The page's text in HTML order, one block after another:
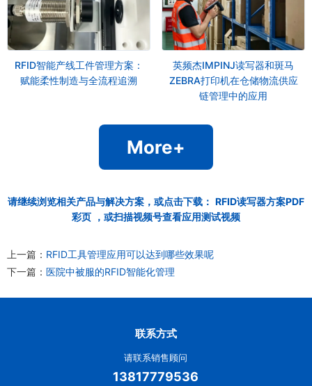
RFID智能产线工件管理方案：
赋能柔性制造与全流程追溯
英频杰IMPINJ读写器和斑马
ZEBRA打印机在仓储物流供应
链管理中的应用
More+
请继续浏览相关产品与解决方案，或点击下载： RFID读写器方案PDF
彩页 ，或扫描视频号查看应用测试视频
上一篇： RFID工具管理应用可以达到哪些效果呢
下一篇： 医院中被服的RFID智能化管理
联系方式
请联系销售顾问
13817779536